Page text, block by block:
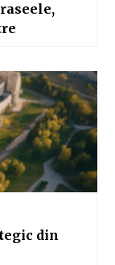
din